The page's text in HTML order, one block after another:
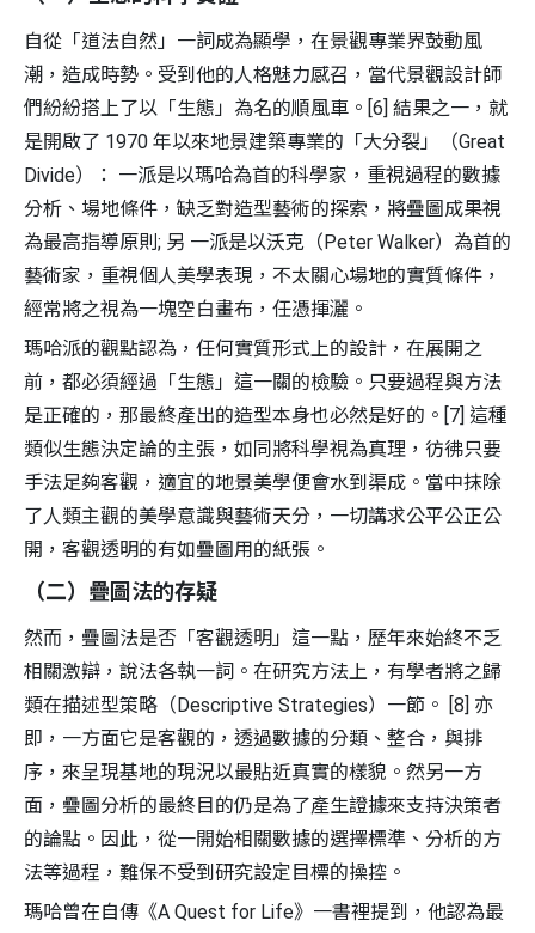
自從「道法自然」一詞成為顯學，在景觀專業界鼓動風
潮，造成時勢。受到他的人格魅力感召，當代景觀設計師
們紛紛搭上了以「生態」為名的順風車。[6] 結果之一，就
是開啟了 1970 年以來地景建築專業的「大分裂」（Great
Divide）： 一派是以瑪哈為首的科學家，重視過程的數據
分析、場地條件，缺乏對造型藝術的探索，將疊圖成果視
為最高指導原則; 另 一派是以沃克（Peter Walker）為首的
藝術家，重視個人美學表現，不太關心場地的實質條件，
經常將之視為一塊空白畫布，任憑揮灑。
瑪哈派的觀點認為，任何實質形式上的設計，在展開之
前，都必須經過「生態」這一關的檢驗。只要過程與方法
是正確的，那最終產出的造型本身也必然是好的。[7] 這種
類似生態決定論的主張，如同將科學視為真理，彷彿只要
手法足夠客觀，適宜的地景美學便會水到渠成。當中抹除
了人類主觀的美學意識與藝術天分，一切講求公平公正公
開，客觀透明的有如疊圖用的紙張。
（二）疊圖法的存疑
然而，疊圖法是否「客觀透明」這一點，歷年來始終不乏
相關激辯，說法各執一詞。在研究方法上，有學者將之歸
類在描述型策略（Descriptive Strategies）一節。 [8] 亦
即，一方面它是客觀的，透過數據的分類、整合，與排
序，來呈現基地的現況以最貼近真實的樣貌。然另一方
面，疊圖分析的最終目的仍是為了產生證據來支持決策者
的論點。因此，從一開始相關數據的選擇標準、分析的方
法等過程，難保不受到研究設定目標的操控。
瑪哈曾在自傳《A Quest for Life》一書裡提到，他認為最